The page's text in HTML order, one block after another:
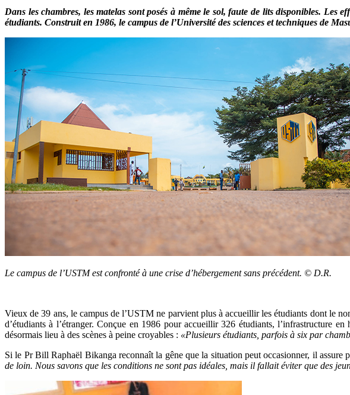
Dans les chambres, les matelas sont posés à même le sol, faute de lits disponibles. Les
étudiants. Construit en 1986, le campus de l’Université des sciences et techniques de
Le campus de l’USTM est confronté à une crise d’hébergement sans précédent. © D.R.
Vieux de 39 ans, le campus de l’USTM ne parvient plus à accueillir les étudiants dont le
d’étudiants à l’étranger. Conçue en 1986 pour accueillir 326 étudiants, l’infrastructure
désormais lieu à des scènes à peine croyables : «Plusieurs étudiants, parfois à six par
Si le Pr Bill Raphaël Bikanga reconnaît la gêne que la situation peut occasionner, il assure
de loin. Nous savons que les conditions ne sont pas idéales, mais il fallait éviter que des